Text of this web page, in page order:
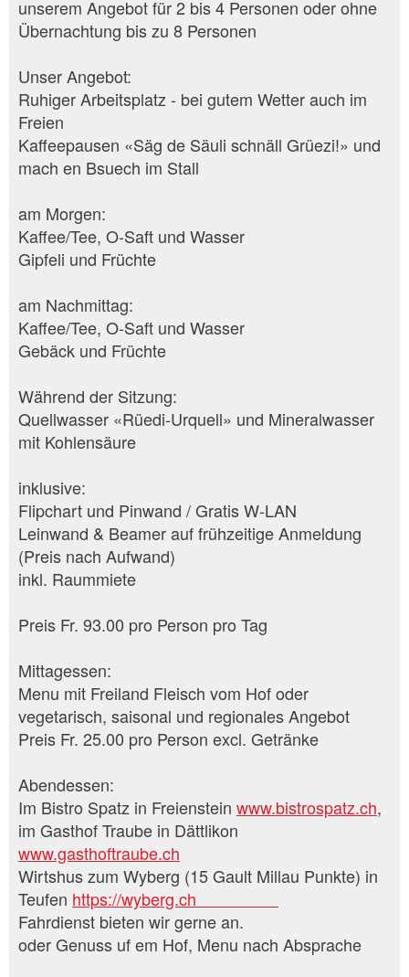
unserem Angebot für 2 bis 4 Personen oder ohne
Übernachtung bis zu 8 Personen
Unser Angebot:
Ruhiger Arbeitsplatz - bei gutem Wetter auch im
Freien
Kaffeepausen «Säg de Säuli schnäll Grüezi!» und
mach en Bsuech im Stall
am Morgen:
Kaffee/Tee, O-Saft und Wasser
Gipfeli und Früchte
am Nachmittag:
Kaffee/Tee, O-Saft und Wasser
Gebäck und Früchte
Während der Sitzung:
Quellwasser «Rüedi-Urquell» und Mineralwasser
mit Kohlensäure
inklusive:
Flipchart und Pinwand / Gratis W-LAN
Leinwand & Beamer auf frühzeitige Anmeldung
(Preis nach Aufwand)
inkl. Raummiete
Preis Fr. 93.00 pro Person pro Tag
Mittagessen:
Menu mit Freiland Fleisch vom Hof oder
vegetarisch, saisonal und regionales Angebot
Preis Fr. 25.00 pro Person excl. Getränke
Abendessen:
Im Bistro Spatz in Freienstein www.bistrospatz.ch,
im Gasthof Traube in Dättlikon
www.gasthoftraube.ch
Wirtshus zum Wyberg (15 Gault Millau Punkte) in
Teufen https://wyberg.ch
Fahrdienst bieten wir gerne an.
oder Genuss uf em Hof, Menu nach Absprache